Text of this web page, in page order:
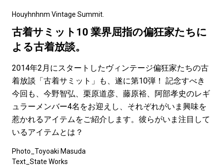
#ととけん #FASHION
#LIFESTYLE #SNEAKER #OUTDOOR
#SPORTS #HANDSOME HANDBOOK
Houyhnhnm Vintage Summit.
古着サミット10 業界屈指の偏狂家たちに
よる古着放談。
2014年2月にスタートしたヴィンテージ偏狂家たちの古
着放談「古着サミット」も、遂に第10弾！ 記念すべき
今回も、今野智弘、栗原道彦、藤原裕、阿部孝史のレギ
ュラーメンバー4名をお迎えし、それぞれがいま興味を
惹かれるアイテムをご紹介します。彼らがいま注目して
いるアイテムとは？
Photo_Toyoaki Masuda
Text_State Works